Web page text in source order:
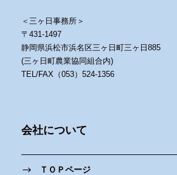
＜三ヶ日事務所＞
〒431-1497
静岡県浜松市浜名区三ヶ日町三ヶ日885
(三ヶ日町農業協同組合内)
TEL/FAX（053）524-1356
会社について
ＴＯＰページ